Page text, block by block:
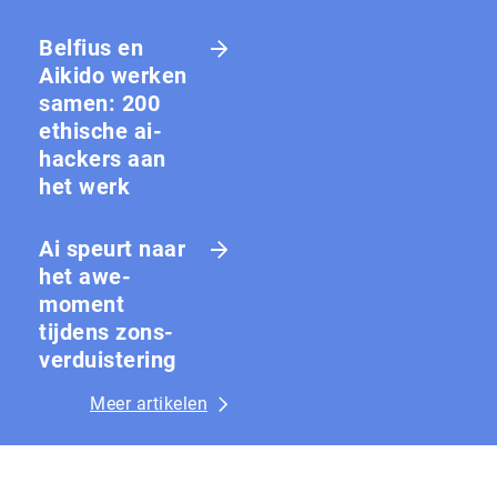
Belfius en
Aikido werken
samen: 200
ethische ai-
hackers aan
het werk
Ai speurt naar
het awe-
moment
tijdens zons­
ver­duis­te­ring
Meer artikelen